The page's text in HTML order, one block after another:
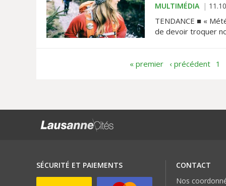
MULTIMÉDIA
TENDANCE ■ «
de devoir troquer
technologies, ces
« premier ‹ précédent 1
SÉCURITÉ ET PAIEMENTS
CONTACT
Nos